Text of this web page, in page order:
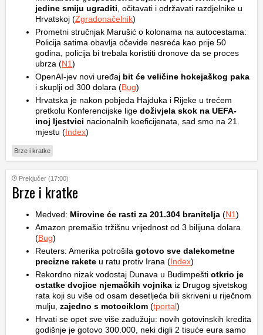
jedine smiju ugraditi , očitavati i održavati razdjelnike u
Hrvatskoj (Zgradonačelnik)
Prometni stručnjak Marušić o kolonama na autocestama:
Policija satima obavlja očevide nesreća kao prije 50
godina, policija bi trebala koristiti dronove da se proces
ubrza (N1)
OpenAI-jev novi uređaj bit će veličine hokejaškog paka
i skuplji od 300 dolara (Bug)
Hrvatska je nakon pobjeda Hajduka i Rijeke u trećem
pretkolu Konferencijske lige doživjela skok na UEFA-
inoj ljestvici nacionalnih koeficijenata, sad smo na 21.
mjestu (Index)
Brze i kratke
Prekjučer (17:00)
Brze i kratke
Medved: Mirovine će rasti za 201.304 branitelja (N1)
Amazon premašio tržišnu vrijednost od 3 bilijuna dolara
(Bug)
Reuters: Amerika potrošila gotovo sve dalekometne
precizne rakete u ratu protiv Irana (Index)
Rekordno nizak vodostaj Dunava u Budimpešti otkrio je
ostatke dvojice njemačkih vojnika iz Drugog sjvetskog
rata koji su više od osam desetljeća bili skriveni u riječnom
mulju, zajedno s motociklom (tportal)
Hrvati se opet sve više zadužuju: novih gotovinskih kredita
godišnje je gotovo 300.000, neki digli 2 tisuće eura samo